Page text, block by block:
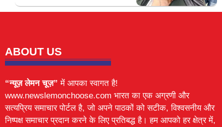
ABOUT US
“न्यूज़ लेमन चूज़” में आपका स्वागत है!
www.newslemonchoose.com भारत का एक अग्रणी और
सत्यप्रिय समाचार पोर्टल है, जो अपने पाठकों को सटीक, विश्वसनीय और
निष्पक्ष समाचार प्रदान करने के लिए प्रतिबद्ध है। हम आपको हर क्षेत्र में,